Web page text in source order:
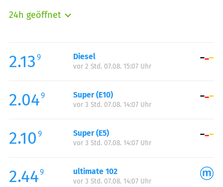
24h geöffnet
Mittwoch:
00:00-24:00
Donnerstag:
Samstag:
00:00-24:00
Sonntag:
2.13 9 Diesel
vor 2 Std. 07.08. 15:07 Uhr
2.049 Super (E10)
vor 3 Std. 07.08. 14:07 Uhr
2.10 9 Super (E5)
vor 3 Std. 07.08. 14:07 Uhr
2.449 ultimate 102
vor 3 Std. 07.08. 14:07 Uhr